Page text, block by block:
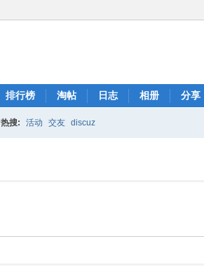
排行榜 淘帖 日志 相册 分享
热搜: 活动 交友 discuz